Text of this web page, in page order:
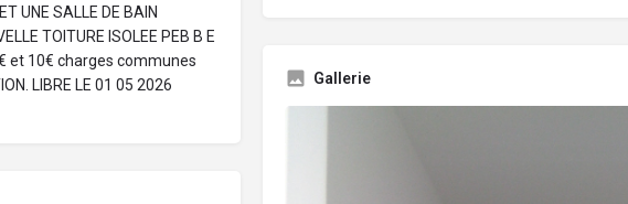
UNE SALLE DE BAIN
TOITURE ISOLEE PEB B E
et 10€ charges communes
LIBRE LE 01 05 2026
Gallerie